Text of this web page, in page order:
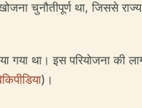
चुनौतीपूर्ण था, जिससे
गया था। इस परियोजना की
)।